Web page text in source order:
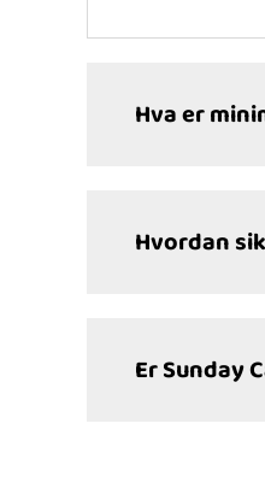
Hva er
Hvordan
Er Sunday